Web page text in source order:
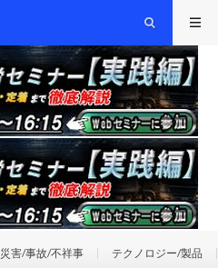
災害/事故/不祥事 テクノロジー/製品